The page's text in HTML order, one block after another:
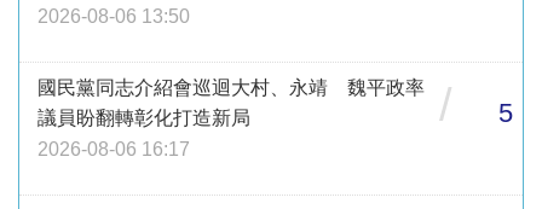
2026-08-06 13:50
國民黨同志介紹會巡迴大村、永靖 魏平政率
議員盼翻轉彰化打造新局
2026-08-06 16:17
/ 5